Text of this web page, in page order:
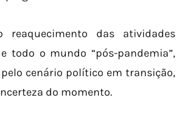
das atividades
todo o mundo “pós-pandemia”,
cenário político em transição,
do momento.